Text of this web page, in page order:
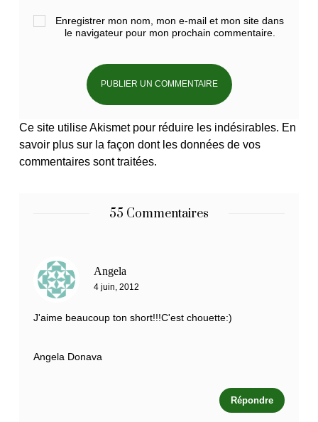
Enregistrer mon nom, mon e-mail et mon site dans
le navigateur pour mon prochain commentaire.
Ce site utilise Akismet pour réduire les indésirables. En
savoir plus sur la façon dont les données de vos
commentaires sont traitées.
55 Commentaires
Angela
4 juin, 2012
J'aime beaucoup ton short!!!C'est chouette:)
Angela Donava
Répondre